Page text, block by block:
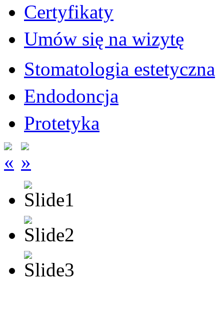
Certyfikaty
Umów się na wizytę
Stomatologia estetyczna
Endodoncja
Protetyka